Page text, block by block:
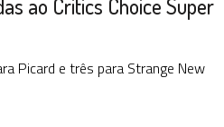
ao Critics Choice Super
Picard e três para Strange New